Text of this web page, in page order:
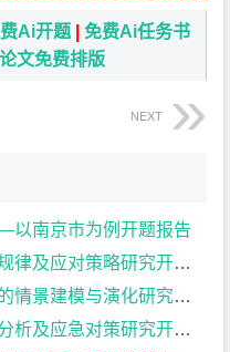
Ai开题 |免费Ai任务书
论文免费排版
NEXT
南京市为例开题报告
应对策略研究开题报告
建模与演化研究开题报告
应急对策研究开题报告